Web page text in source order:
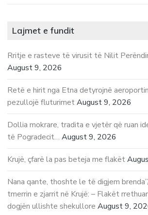
Lajmet e fundit
Rritje e rasteve të virusit të Nilit
August 9, 2026
Retë e hirit nga Etna detyrojnë
pezullojë fluturimetAugust 9, 2026
Dollia mokrare, tradita e vjetër që ruan
të Pogradecit… August 9, 2026
Krujë, çfarë la pas beteja me flakët
Nana qante, thoshte le të digjem
tmerrin e zjarrit në Krujë: – Flakët
dogjën ullishte shekullore August 9,